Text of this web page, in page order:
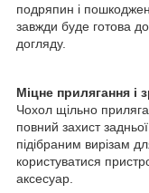
подряпин і
завжди буде готова
догляду.
Міцне прилягання і
Чохол щільно
повний захист
підібраним вирізам
користуватися
аксесуар.